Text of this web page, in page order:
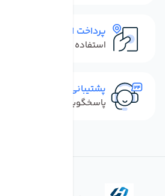
پرداخت امن
استفاده از روش‌های پرداخت
پشتیبانی سریع
پاسخگویی سریع به تماس‌ها